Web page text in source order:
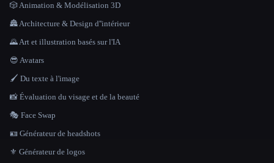
🎲 Animation & Modélisation 3D
🏯 Architecture & Design d''intérieur
🌄 Art et illustration basés sur l'IA
😎 Avatars
🖌️ Du texte à l'image
📸 Évaluation du visage et de la beauté
🎭 Face Swap
🪪 Générateur de headshots
⚜️ Générateur de logos